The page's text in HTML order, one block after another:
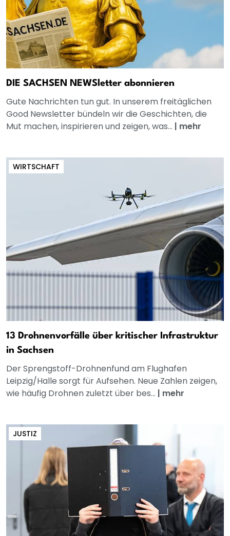
DIE SACHSEN NEWSletter abonnieren
Gute Nachrichten tun gut. In unserem freitäglichen
Good Newsletter bündeln wir die Geschichten, die
Mut machen, inspirieren und zeigen, was... | mehr
WIRTSCHAFT
13 Drohnenvorfälle über kritischer Infrastruktur
in Sachsen
Der Sprengstoff-Drohnenfund am Flughafen
Leipzig/Halle sorgt für Aufsehen. Neue Zahlen zeigen,
wie häufig Drohnen zuletzt über bes... | mehr
JUSTIZ